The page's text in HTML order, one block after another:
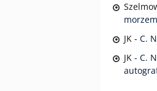
morzem
JK - C.
JK - C.